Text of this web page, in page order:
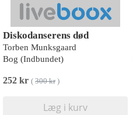
Diskodanserens død
Torben Munksgaard
Bog (Indbundet)
252 kr ( 300 kr)
Læg i kurv